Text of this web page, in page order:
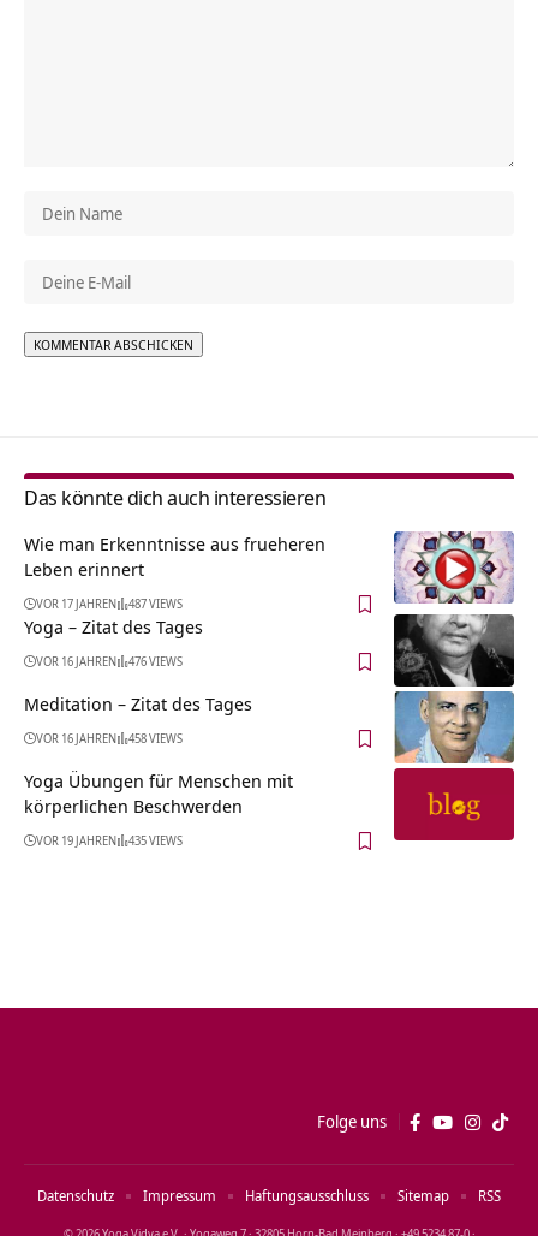
Das könnte dich auch interessieren
Wie man Erkenntnisse aus frueheren
Leben erinnert
VOR 17 JAHREN 487 VIEWS
Yoga – Zitat des Tages
VOR 16 JAHREN 476 VIEWS
Meditation – Zitat des Tages
VOR 16 JAHREN 458 VIEWS
Yoga Übungen für Menschen mit
körperlichen Beschwerden
VOR 19 JAHREN 435 VIEWS
Folge uns
Datenschutz Impressum Haftungsausschluss Sitemap RSS